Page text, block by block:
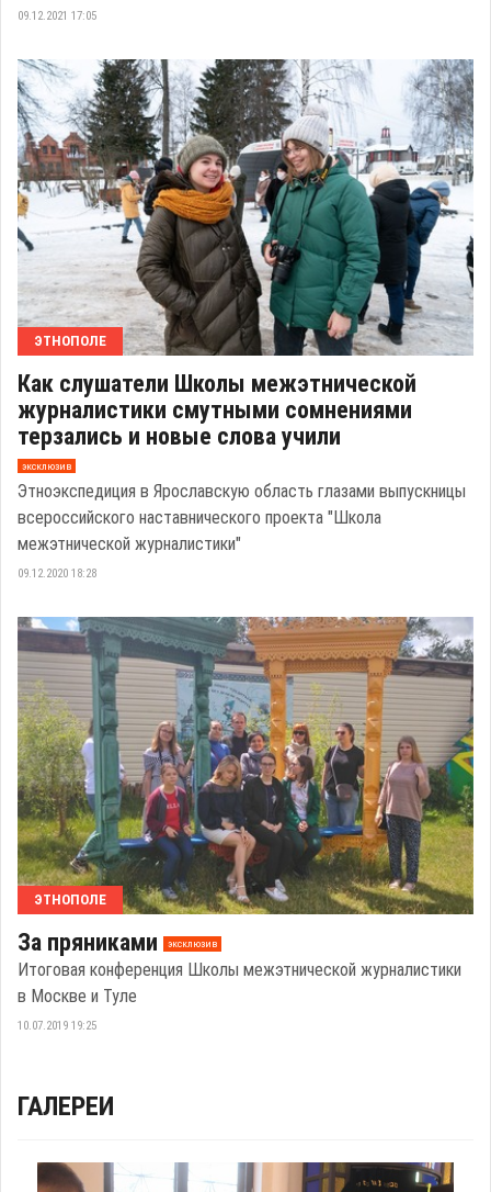
09.12.2021 17:05
ЭТНОПОЛЕ
Как слушатели Школы межэтнической
журналистики смутными сомнениями
терзались и новые слова учили
эксклюзив
Этноэкспедиция в Ярославскую область глазами выпускницы
всероссийского наставнического проекта "Школа
межэтнической журналистики"
09.12.2020 18:28
ЭТНОПОЛЕ
За пряниками эксклюзив
Итоговая конференция Школы межэтнической журналистики
в Москве и Туле
10.07.2019 19:25
ГАЛЕРЕИ